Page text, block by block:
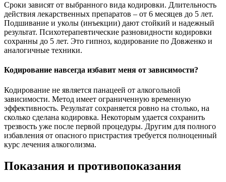
Сроки зависят от выбранного вида кодировки. Длительность
действия лекарственных препаратов – от 6 месяцев до 5 лет.
Подшивание и уколы (инъекции) дают стойкий и надежный
результат. Психотерапевтические разновидности кодировки
сохранны до 5 лет. Это гипноз, кодирование по Довженко и
аналогичные техники.
Кодирование навсегда избавит меня от зависимости?
Кодирование не является панацеей от алкогольной
зависимости. Метод имеет ограниченную временную
эффективность. Результат сохраняется ровно на столько, на
сколько сделана кодировка. Некоторым удается сохранить
трезвость уже после первой процедуры. Другим для полного
избавления от опасного пристрастия требуется полноценный
курс лечения алкоголизма.
Показания и противопоказания